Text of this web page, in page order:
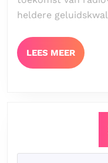
heldere
LEES MEERLEES
MEER